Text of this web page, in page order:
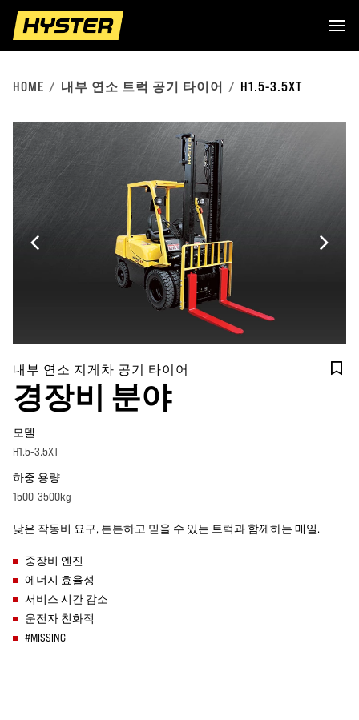
HOME 내부 연소 트럭 공기 타이어 H1.5-3.5XT
내부 연소 지게차 공기 타이어
경장비 분야
모델
H1.5-3.5XT
하중 용량
1500-3500kg
낮은 작동비 요구, 튼튼하고 믿을 수 있는 트럭과 함께하는 매일.
중장비 엔진
에너지 효율성
서비스 시간 감소
운전자 친화적
#MISSING